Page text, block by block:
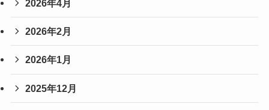
2026年4月
2026年2月
2026年1月
2025年12月